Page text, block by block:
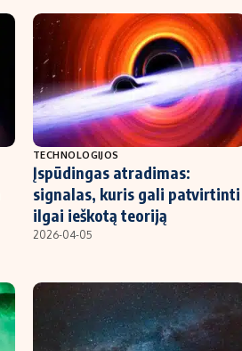
TECHNOLOGIJOS
Įspūdingas atradimas:
signalas, kuris gali patvirtinti
ilgai ieškotą teoriją
2026-04-05